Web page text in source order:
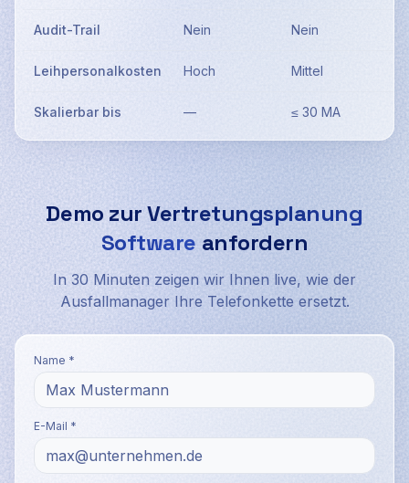
Audit-Trail Nein Nein
Leihpersonalkosten Hoch Mittel
Skalierbar bis — ≤ 30 MA
Demo zurVertretungsplanung
Softwareanfordern
In 30 Minuten zeigen wir Ihnen live, wie der
Ausfallmanager Ihre Telefonkette ersetzt.
Name *
E-Mail *